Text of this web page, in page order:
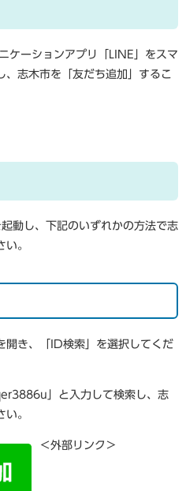
ケーションアプリ「LINE」をスマ
、志木市を「友だち追加」するこ
動し、下記のいずれかの方法で志
。
開き、「ID検索」を選択してくだ
」と入力して検索し、志
。
＜外部リンク＞